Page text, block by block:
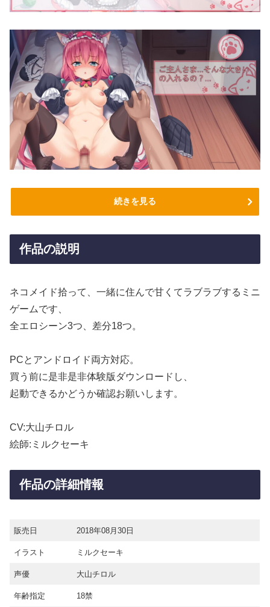
続きを見る
作品の説明
ネコメイド拾って、一緒に住んで甘くてラブラブするミニ
ゲームです、
全エロシーン3つ、差分18つ。
PCとアンドロイド両方対応。
買う前に是非是非体験版ダウンロードし、
起動できるかどうか確認お願いします。
CV:大山チロル
絵師:ミルクセーキ
作品の詳細情報
販売日 2018年08月30日
イラスト ミルクセーキ
声優 大山チロル
年齢指定 18禁